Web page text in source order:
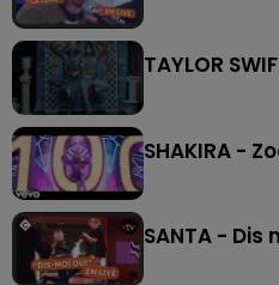
TAYLOR
SHAKIRA -
SANTA - Dis